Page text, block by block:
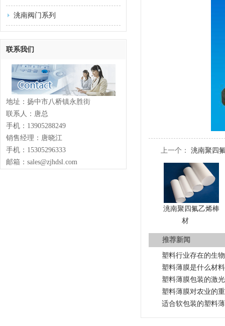
洮南阀门系列
联系我们
地址：扬中市八桥镇永胜街
联系人：唐总
手机：13905288249
销售经理：唐晓江
手机：15305296333
邮箱：sales@zjhdsl.com
上一个： 洮南聚四
洮南聚四氟乙烯棒
材
推荐新闻
塑料行业存在的生
塑料薄膜是什么材料
塑料薄膜包装的激
塑料薄膜对农业的
适合软包装的塑料